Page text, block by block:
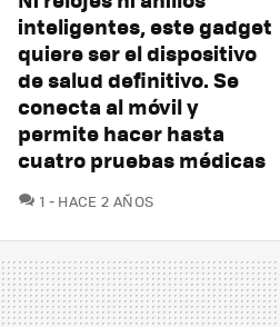
inteligentes, este gadget
quiere ser el dispositivo
de salud definitivo. Se
conecta al móvil y
permite hacer hasta
cuatro pruebas médicas
1 COMENTARIOS
HACE 2 AÑOS